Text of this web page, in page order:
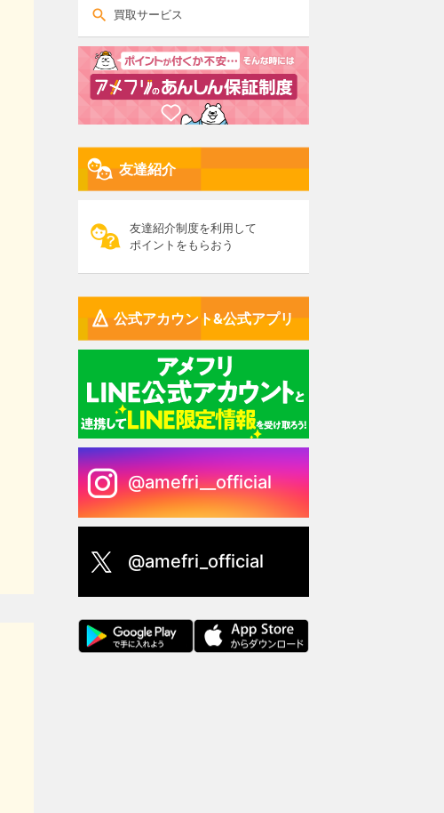
買取サービス
友達紹介
友達紹介制度を利用して
ポイントをもらおう
公式アカウント&公式アプリ
@amefri__official
@amefri_official